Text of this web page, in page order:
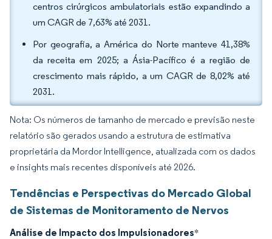
centros cirúrgicos ambulatoriais estão expandindo a
um CAGR de 7,63% até 2031.
Por geografia, a América do Norte manteve 41,38%
da receita em 2025; a Ásia-Pacífico é a região de
crescimento mais rápido, a um CAGR de 8,02% até
2031.
Nota: Os números de tamanho de mercado e previsão neste
relatório são gerados usando a estrutura de estimativa
proprietária da Mordor Intelligence, atualizada com os dados
e insights mais recentes disponíveis até 2026.
Tendências e Perspectivas do Mercado Global
de Sistemas de Monitoramento de Nervos
Análise de Impacto dos Impulsionadores*